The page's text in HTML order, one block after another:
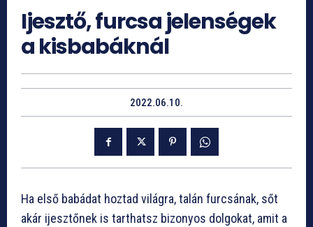
Ijesztő, furcsa jelenségek
a kisbabáknál
2022.06.10.
Ha első babádat hoztad világra, talán furcsának, sőt
akár ijesztőnek is tarthatsz bizonyos dolgokat, amit a